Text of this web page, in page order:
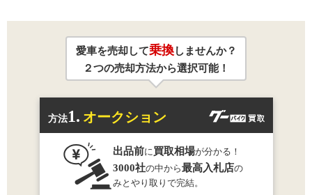
愛車を売却して乗換しませんか？
２つの売却方法から選択可能！
方法1. オークション
出品前に 買取相場が分かる！
3000社の中から最高入札店の
みとやり取りで完結。